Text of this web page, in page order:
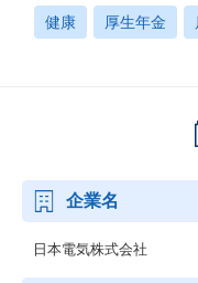
健康 厚生年金
企業名
日本電気株式会社